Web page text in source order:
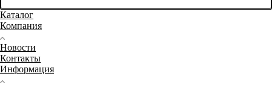
Каталог
Компания
Новости
Контакты
Информация